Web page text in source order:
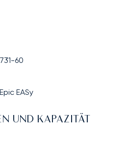
60
EASy
UND KAPAZITÄT